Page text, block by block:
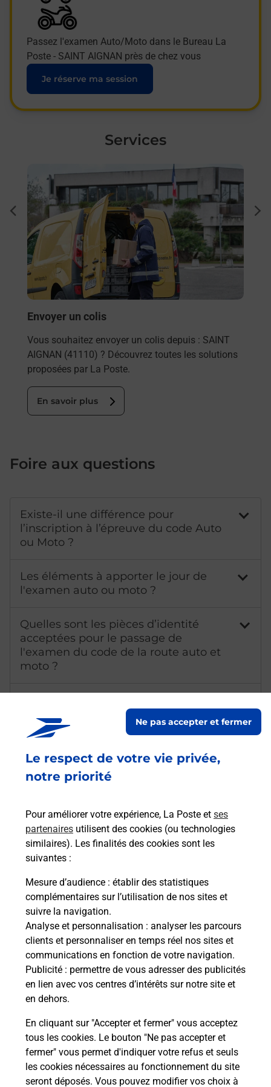
Le respect de votre vie privée,
notre priorité
Pour améliorer votre expérience, La Poste et ses
partenaires utilisent des cookies (ou technologies
similaires). Les finalités des cookies sont les
suivantes :
Mesure d’audience : établir des statistiques
complémentaires sur l’utilisation de nos sites et
suivre la navigation.
Analyse et personnalisation : analyser les parcours
clients et personnaliser en temps réel nos sites et
communications en fonction de votre navigation.
Publicité : permettre de vous adresser des publicités
en lien avec vos centres d’intérêts sur notre site et
en dehors.
En cliquant sur "Accepter et fermer" vous acceptez
tous les cookies. Le bouton "Ne pas accepter et
fermer" vous permet d'indiquer votre refus et seuls
les cookies nécessaires au fonctionnement du site
seront déposés. Vous pouvez modifier vos choix à
Ne pas accepter et fermer
Passez l'examen Auto/Moto dans le Bureau La
Poste - SAINT AIGNAN près de chez vous
Je réserve ma session
Services
En savoir plus
Envoyer un colis
Vous souhaitez envoyer un colis depuis : SAINT
AIGNAN (41110) ? Découvrez toutes les solutions
proposées par La Poste.
En savoir plus
Foire aux questions
Existe-il une différence pour
l’inscription à l’épreuve du code Auto
ou Moto ?
Les éléments à apporter le jour de
l'examen auto ou moto ?
Quelles sont les pièces d’identité
acceptées pour le passage de
l'examen du code de la route auto et
moto ?
Combien coûte l'examen de l'épreuve
Combien de temps dure l'examen de
conduire ?
À quel âge peut-on passer l'épreuve
théorique du permis de conduire ?
Comment avoir les résultats de
l'épreuve théorique du permis de
conduire ?
Combien de fautes sont autorisées à
l'épreuve théorique du permis de
conduire ?
En Savoir Plus sur St Aignan